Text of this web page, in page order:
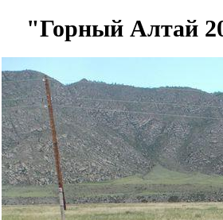
"Горный Алтай